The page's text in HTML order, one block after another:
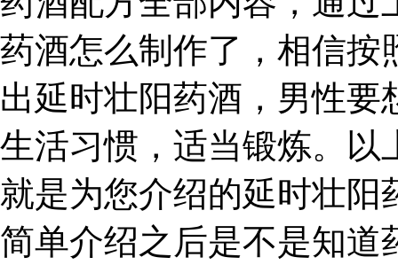
药酒怎么制作了，相信按
出延时壮阳药酒，男性
生活习惯，适当锻炼。以
就是为您介绍的延时壮阳
简单介绍之后是不是知道